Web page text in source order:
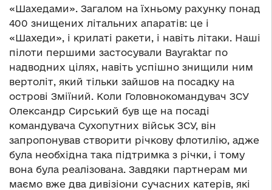
«Шахедами». Загалом на їхньому рахунку понад
400 знищених літальних апаратів: це і
«Шахеди», і крилаті ракети, і навіть літаки. Наші
пілоти першими застосували Bayraktar по
надводних цілях, навіть успішно знищили ним
вертоліт, який тільки зайшов на посадку на
острові Зміїний. Коли Головнокомандувач ЗСУ
Олександр Сирський був ще на посаді
командувача Сухопутних військ ЗСУ, він
запропонував створити річкову флотилію, адже
була необхідна така підтримка з річки, і тому
вона була реалізована. Завдяки партнерам ми
маємо вже два дивізіони сучасних катерів, які